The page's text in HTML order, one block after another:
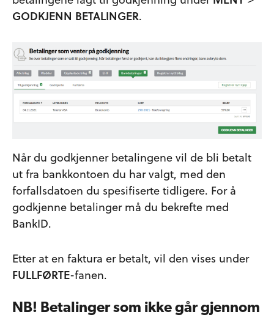
GODKJENN BETALINGER.
Når du godkjenner betalingene vil de bli betalt
ut fra bankkontoen du har valgt, med den
forfallsdatoen du spesifiserte tidligere. For å
godkjenne betalinger må du bekrefte med
BankID.
Etter at en faktura er betalt, vil den vises under
FULLFØRTE-fanen.
NB! Betalinger som ikke går gjennom